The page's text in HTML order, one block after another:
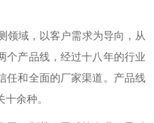
域，以客户需求为导向，从
个产品线，经过十八年的行业
任和全面的厂家渠道。产品线
余种。